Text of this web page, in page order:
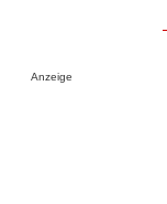
Anzeige